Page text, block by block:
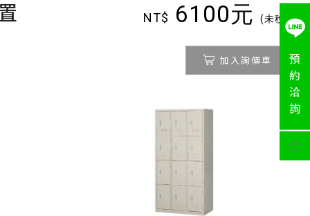
預
約
洽
詢
NT$ 6100元 (未稅)
加入詢價車